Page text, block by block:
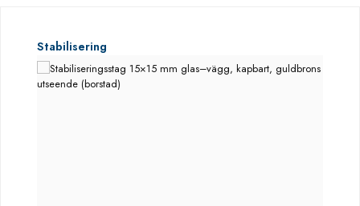
Hoppa över produktgalleri
Stabilisering